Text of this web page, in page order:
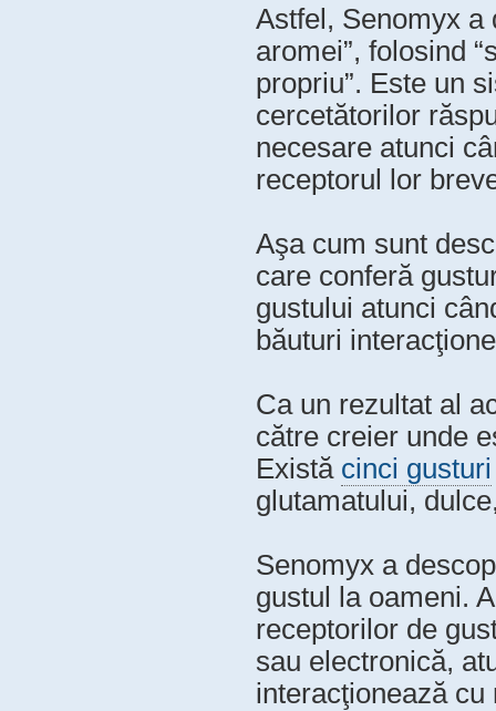
Astfel, Senomyx a
aromei”, folosind
propriu”. Este un
cercetătorilor
necesare atunci
receptorul lor
Aşa cum sunt
care conferă
gustului atunci
băuturi
Ca un rezultat al
către creier unde
Există cinci gusturi
glutamatului,
Senomyx a
gustul la oameni.
receptorilor de
sau electronică,
interacţionează cu